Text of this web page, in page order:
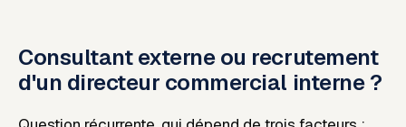
Consultant externe ou recrutement
d'un directeur commercial interne ?